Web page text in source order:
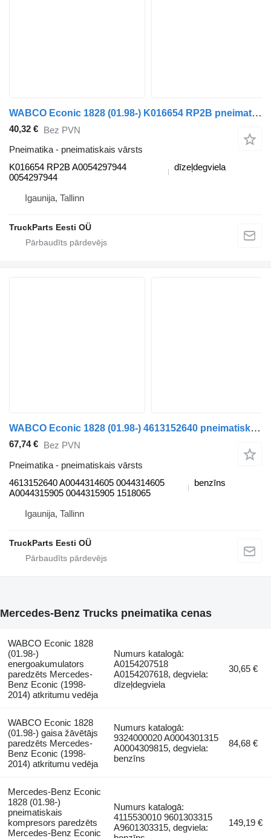
WABCO Econic 1828 (01.98-) K016654 RP2B pneimatiskais vārsts paredzēts Mercedes-Benz Econic (1998-2014) atkritumu vedēja
40,32 € Bez PVN
Pneimatika - pneimatiskais vārsts
K016654 RP2B A0054297944
0054297944
dīzeļdegviela
Igaunija, Tallinn
TruckParts Eesti OÜ
WABCO Econic 1828 (01.98-) 4613152640 pneimatiskais vārsts paredzēts Mercedes-Benz Econic (1998-2014) atkritumu vedēja
67,74 € Bez PVN
Pneimatika - pneimatiskais vārsts
4613152640 A0044314605 0044314605
A0044315905 0044315905 1518065
benzīns
Igaunija, Tallinn
TruckParts Eesti OÜ
Mercedes-Benz Trucks pneimatika cenas
WABCO Econic 1828
(01.98-)
energoakumulators
paredzēts Mercedes-
Benz Econic (1998-
2014) atkritumu vedēja
Numurs katalogā:
A0154207518
A0154207618, degviela:
dīzeļdegviela
30,65 €
WABCO Econic 1828
(01.98-) gaisa žāvētājs
paredzēts Mercedes-
Benz Econic (1998-
2014) atkritumu vedēja
Numurs katalogā:
9324000020 A0004301315
A0004309815, degviela:
benzīns
84,68 €
Mercedes-Benz Econic
1828 (01.98-)
pneimatiskais
kompresors paredzēts
Mercedes-Benz Econic
Numurs katalogā:
4115530010 9601303315
A9601303315, degviela:
149,19 €